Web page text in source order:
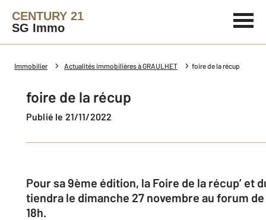
CENTURY 21
SG Immo
Immobilier Actualités immobilières à GRAULHET foire de la récup
foire de la récup
Publié le 21/11/2022
Pour sa 9ème édition, la Foire de la récup’ et
tiendra le dimanche 27 novembre au forum de
18h.